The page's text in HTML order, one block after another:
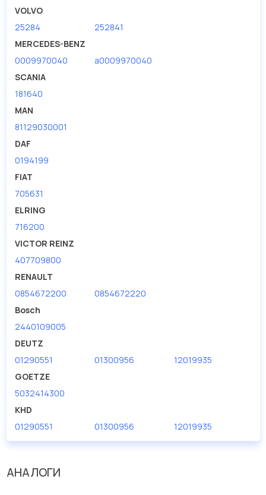
Мы продаем сертифицированные колодки тормозные
Производитель
VOLVO
25284
252841
MERCEDES-BENZ
0009970040
a0009970040
SCANIA
181640
MAN
81129030001
DAF
0194199
FIAT
705631
ELRING
716200
VICTOR REINZ
407709800
RENAULT
0854672200
0854672220
Bosch
2440109005
DEUTZ
01290551
01300956
12019935
GOETZE
5032414300
KHD
01290551
01300956 12019935
АНАЛОГИ